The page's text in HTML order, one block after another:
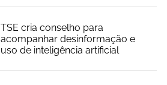
TSE cria conselho para
acompanhar desinformação e
uso de inteligência artificial